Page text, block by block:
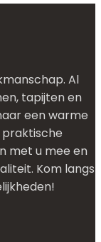
Al
tapijten en
een warme
met u mee en
Kom langs